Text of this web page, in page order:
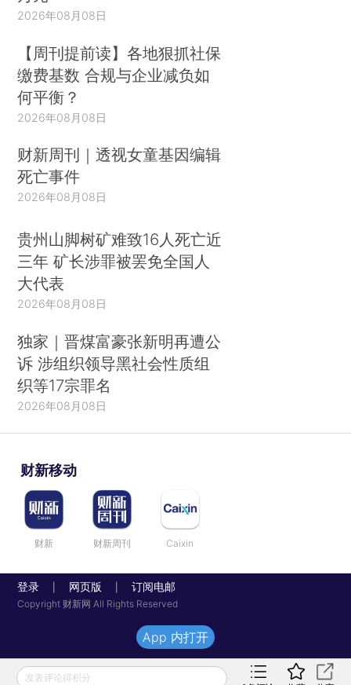
2026年08月08日
【周刊提前读】各地狠抓社保
缴费基数 合规与企业减负如
何平衡？
2026年08月08日
财新周刊｜透视女童基因编辑
死亡事件
2026年08月08日
贵州山脚树矿难致16人死亡近
三年 矿长涉罪被罢免全国人
大代表
2026年08月08日
独家｜晋煤富豪张新明再遭公
诉 涉组织领导黑社会性质组
织等17宗罪名
2026年08月08日
财新移动
财新 财新周刊 Caixin
登录 网页版 订阅电邮
Copyright 财新网 All Rights Reserved
发表评论得积分
App 内打开